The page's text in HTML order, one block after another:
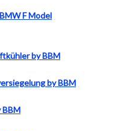
F Model
by BBM
by BBM
BBM